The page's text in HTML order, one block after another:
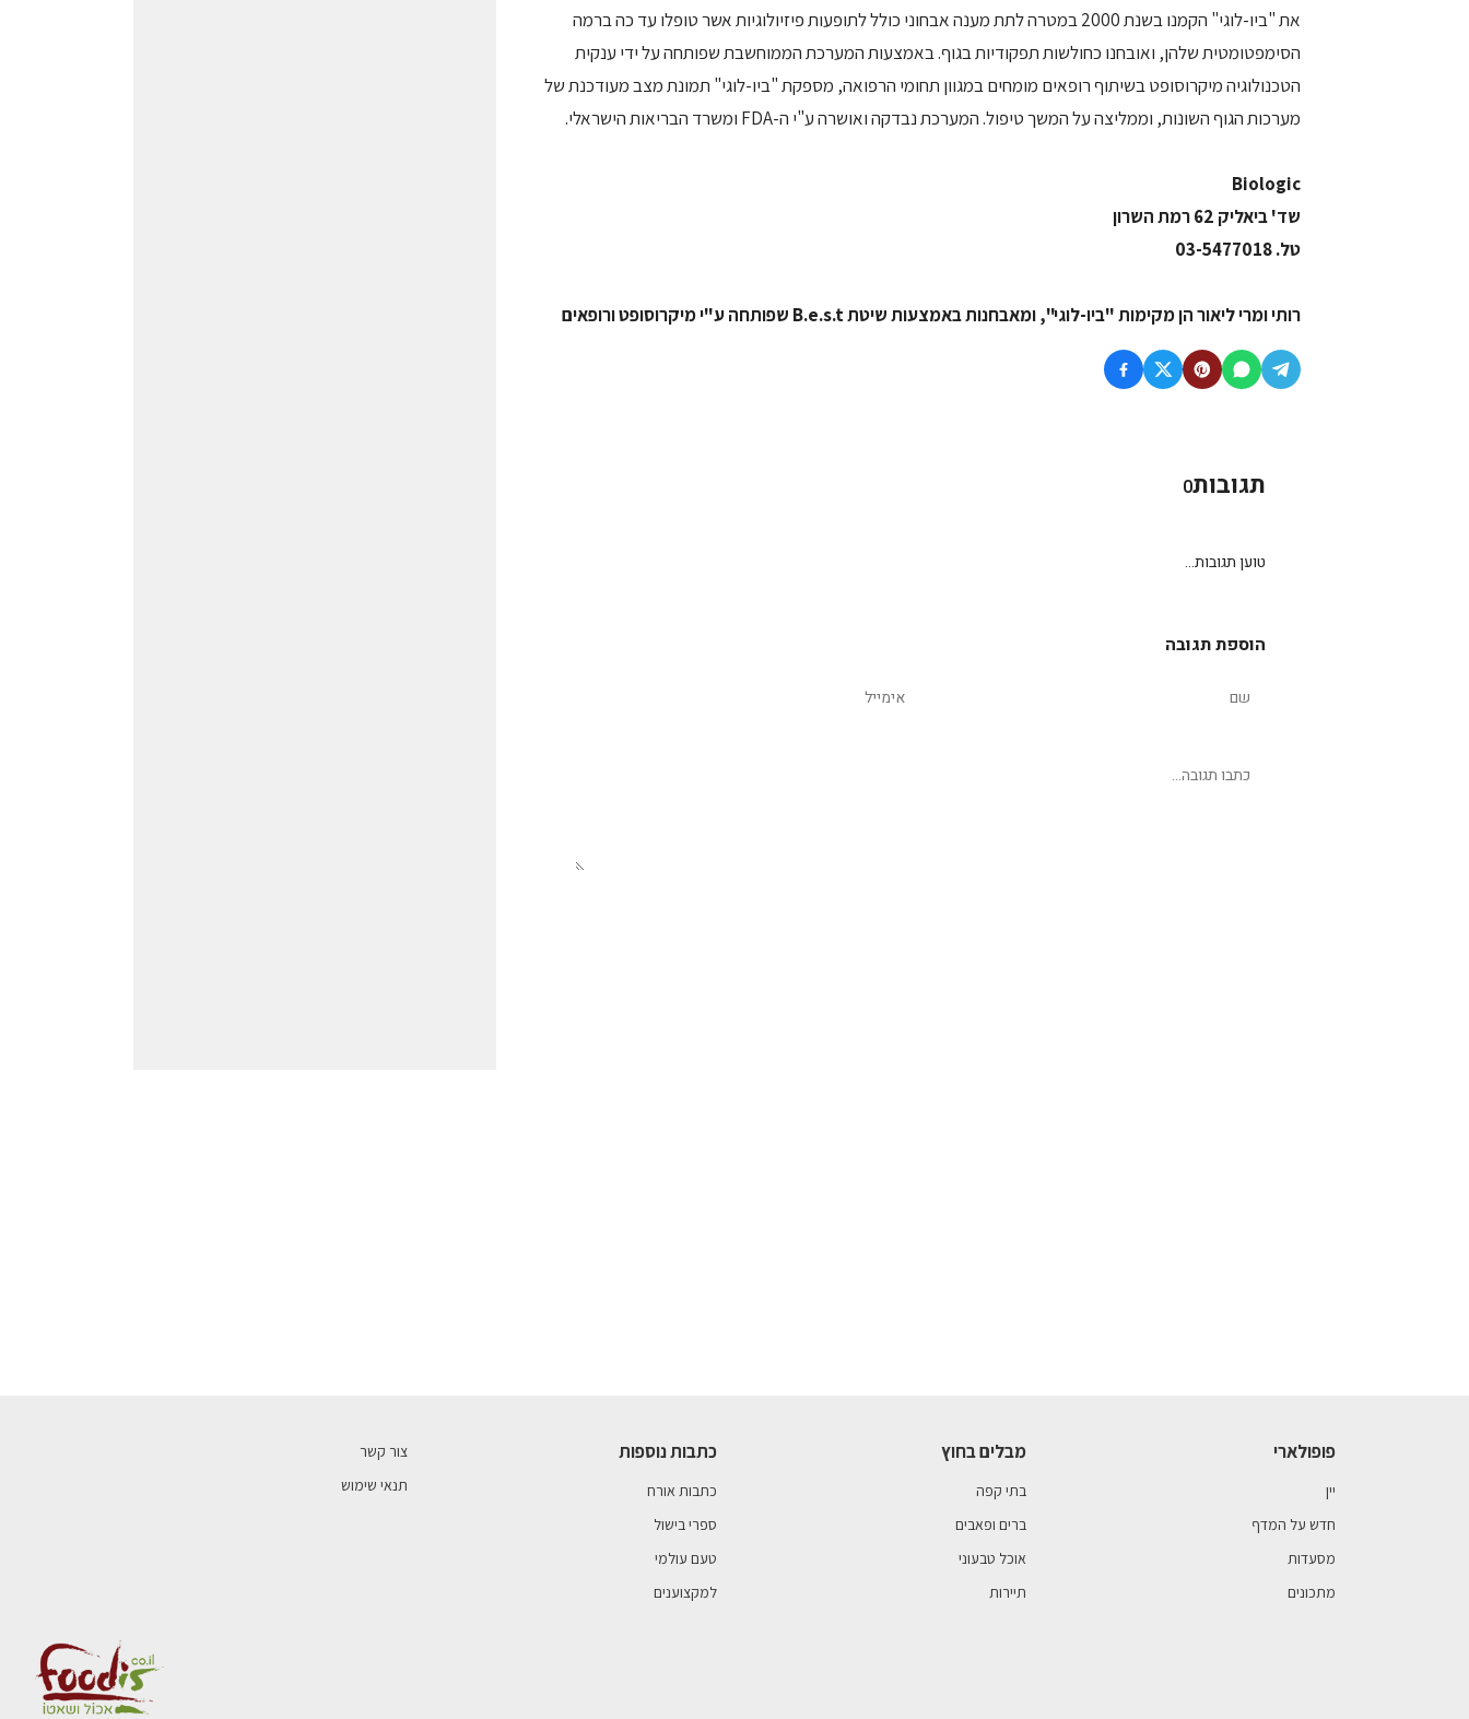
את "ביו-לוגי" הקמנו בשנת 2000 במטרה לתת מענה אבחוני כולל לתופעות פיזיולוגיות אשר טופלו עד כה ברמה
הסימפטומטית שלהן, ואובחנו כחולשות תפקודיות בגוף. באמצעות המערכת הממוחשבת שפותחה על ידי ענקית
הטכנולוגיה מיקרוסופט בשיתוף רופאים מומחים במגוון תחומי הרפואה, מספקת "ביו-לוגי" תמונת מצב מעודכנת של
מערכות הגוף השונות, וממליצה על המשך טיפול. המערכת נבדקה ואושרה ע"י ה-FDA ומשרד הבריאות הישראלי.
Biologic
שד' ביאליק 62 רמת השרון
טל. 03-5477018
רותי ומרי ליאור הן מקימות "ביו-לוגי", ומאבחנות באמצעות שיטת B.e.s.t שפותחה ע"י מיקרוסופט ורופאים
תגובות0
טוען תגובות...
הוספת תגובה
פופולארי
יין
חדש על המדף
מסעדות
מתכונים
מבלים בחוץ
בתי קפה
ברים ופאבים
אוכל טבעוני
תיירות
כתבות נוספות
כתבות אורח
ספרי בישול
טעם עולמי
למקצוענים
צור קשר
תנאי שימוש